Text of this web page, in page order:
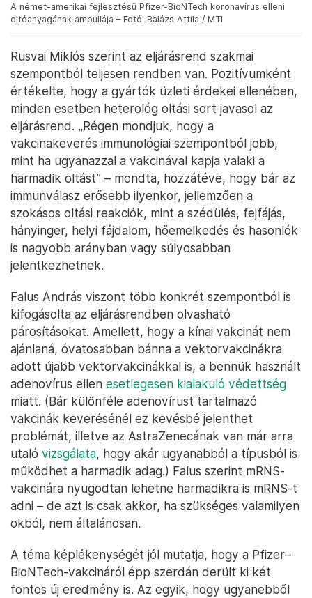
A német-amerikai fejlesztésű Pfizer-BioNTech koronavírus elleni
oltóanyagának ampullája – Fotó: Balázs Attila / MTI
Rusvai Miklós szerint az eljárásrend szakmai
szempontból teljesen rendben van. Pozitívumként
értékelte, hogy a gyártók üzleti érdekei ellenében,
minden esetben heterológ oltási sort javasol az
eljárásrend. „Régen mondjuk, hogy a
vakcinakeverés immunológiai szempontból jobb,
mint ha ugyanazzal a vakcinával kapja valaki a
harmadik oltást” – mondta, hozzátéve, hogy bár az
immunválasz erősebb ilyenkor, jellemzően a
szokásos oltási reakciók, mint a szédülés, fejfájás,
hányinger, helyi fájdalom, hőemelkedés és hasonlók
is nagyobb arányban vagy súlyosabban
jelentkezhetnek.
Falus András viszont több konkrét szempontból is
kifogásolta az eljárásrendben olvasható
párosításokat. Amellett, hogy a kínai vakcinát nem
ajánlaná, óvatosabban bánna a vektorvakcinákra
adott újabb vektorvakcinákkal is, a bennük használt
adenovírus ellen esetlegesen kialakuló védettség
miatt. (Bár különféle adenovírust tartalmazó
vakcinák keverésénél ez kevésbé jelenthet
problémát, illetve az AstraZenecának van már arra
utaló vizsgálata, hogy akár ugyanabból a típusból is
működhet a harmadik adag.) Falus szerint mRNS-
vakcinára nyugodtan lehetne harmadikra is mRNS-t
adni – de azt is csak akkor, ha szükséges valamilyen
okból, nem általánosan.
A téma képlékenységét jól mutatja, hogy a Pfizer–
BioNTech-vakcináról épp szerdán derült ki két
fontos új eredmény is. Az egyik, hogy ugyanebből